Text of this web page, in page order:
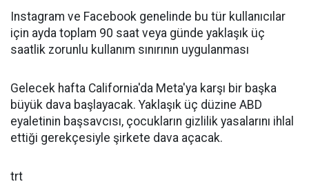
Instagram ve Facebook genelinde bu tür kullanıcılar
için ayda toplam 90 saat veya günde yaklaşık üç
saatlik zorunlu kullanım sınırının uygulanması
Gelecek hafta California'da Meta'ya karşı bir başka
büyük dava başlayacak. Yaklaşık üç düzine ABD
eyaletinin başsavcısı, çocukların gizlilik yasalarını ihlal
ettiği gerekçesiyle şirkete dava açacak.
trt